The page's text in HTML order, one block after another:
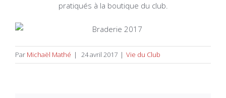
pratiqués à la boutique du club.
Par Michaël Mathé | 24 avril 2017 | Vie du Club